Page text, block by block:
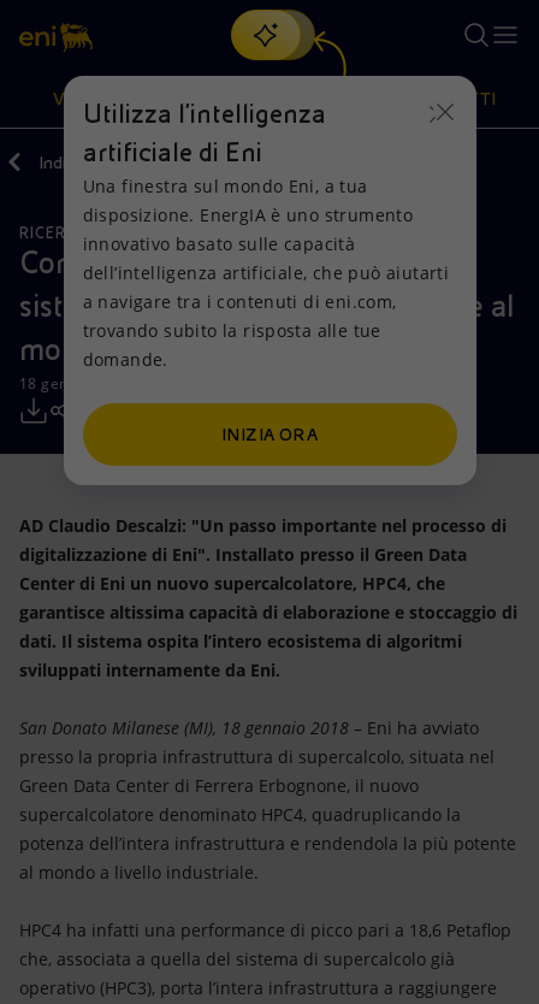
Cerca
scopri EnergIA, la nostra nuova soluzione di intelligenza
artificiale.
VISIONE
Visione
Mission e valori
Persone e Partnership
Net Zero
Modello satellitare
Energia accessibile
Innovazione
Scenari energetici
Azioni
Diversificazione energetica
Tecnologie per la transizione
Collaborazioni per l'innovazione
Attività nel mondo
PRODOTTI
Prodotti
Casa
Imprese
Mobilità
Indietro Media Comunicati Stampa
RICERCA, SVILUPPO E TECNOLOGIA
Con l’avvio dell’HPC4, Eni ha il
sistema di supercalcolo più potente al
mondo a livello industriale
18 gennaio 2018 - 10:21 CET
AD Claudio Descalzi: "Un passo importante nel processo di
digitalizzazione di Eni". Installato presso il Green Data
Center di Eni un nuovo supercalcolatore, HPC4, che
garantisce altissima capacità di elaborazione e stoccaggio di
dati. Il sistema ospita l’intero ecosistema di algoritmi
sviluppati internamente da Eni.
San Donato Milanese (MI), 18 gennaio 2018 – Eni ha avviato
presso la propria infrastruttura di supercalcolo, situata nel
Green Data Center di Ferrera Erbognone, il nuovo
supercalcolatore denominato HPC4, quadruplicando la
potenza dell’intera infrastruttura e rendendola la più potente
al mondo a livello industriale.
HPC4 ha infatti una performance di picco pari a 18,6 Petaflop
che, associata a quella del sistema di supercalcolo già
operativo (HPC3), porta l’intera infrastruttura a raggiungere
Utilizza l'intelligenza
artificiale di Eni
Una finestra sul mondo Eni, a tua
disposizione. EnergIA è uno strumento
innovativo basato sulle capacità
dell’intelligenza artificiale, che può aiutarti
a navigare tra i contenuti di eni.com,
trovando subito la risposta alle tue
domande.
INIZIA ORA